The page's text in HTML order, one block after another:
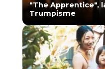
"The Apprentice",
Trumpisme